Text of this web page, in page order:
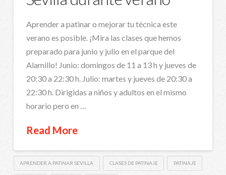
Aprender a patinar o mejorar tu técnica este
verano es posible. ¡Mira las clases que hemos
preparado para junio y julio en el parque del
Alamillo! Junio: domingos de 11 a 13 h y jueves de
20:30 a 22:30 h. Julio: martes y jueves de 20:30 a
22:30 h. Dirigidas a niños y adultos en el mismo
horario pero en …
Read More
APRENDER A PATINAR SEVILLA CLASES DE PATINAJE PATINAJE